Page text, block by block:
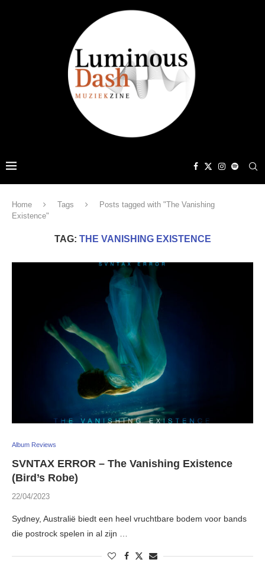
Home Tags
Posts tagged with "The Vanishing
Existence"
TAG: THE VANISHING EXISTENCE
Album Reviews
SVNTAX ERROR – The Vanishing Existence
(Bird’s Robe)
22/04/2023
Sydney, Australië biedt een heel vruchtbare bodem voor bands
die postrock spelen in al zijn …